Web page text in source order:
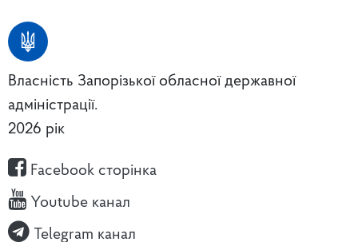
Власність Запорізької обласної державної
адміністрації.
2026 рік
Facebook сторінка
Youtube канал
Telegram канал